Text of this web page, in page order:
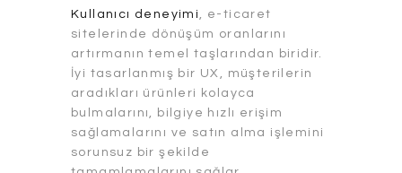
Kullanıcı deneyimi , e-ticaret
sitelerinde dönüşüm oranlarını
artırmanın temel taşlarından biridir.
İyi tasarlanmış bir UX, müşterilerin
aradıkları ürünleri kolayca
bulmalarını, bilgiye hızlı erişim
sağlamalarını ve satın alma işlemini
sorunsuz bir şekilde